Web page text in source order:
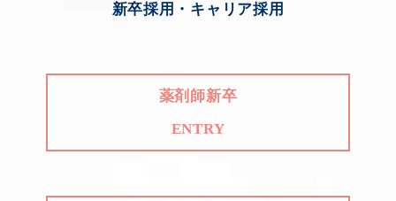
新卒採用・キャリア採用
薬剤師新卒
ENTRY